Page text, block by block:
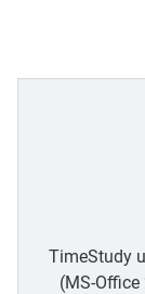
TimeStudy
(MS-